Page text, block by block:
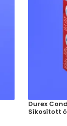
Durex
Síkosított